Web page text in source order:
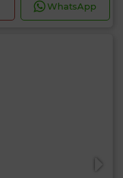
WhatsApp